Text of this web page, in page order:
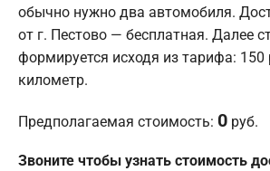
обычно нужно два автомобиля.
от г. Пестово — бесплатная. Далее
формируется исходя из тарифа: 150
километр.
Предполагаемая стоимость: 0 руб.
Звоните чтобы узнать стоимость